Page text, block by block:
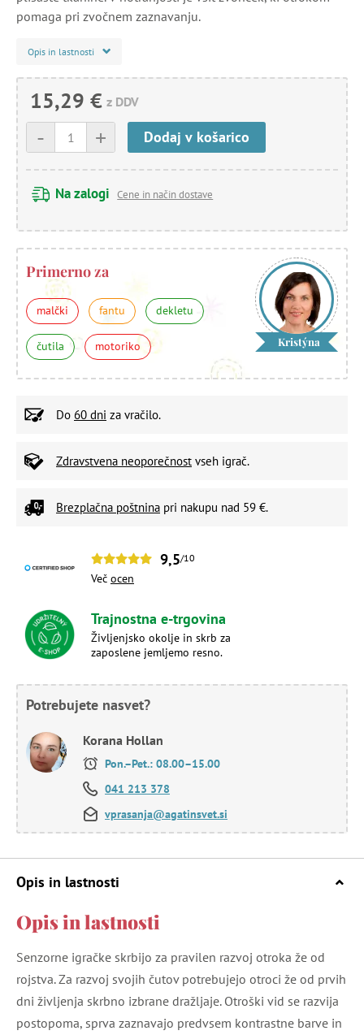
pomaga pri zvočnem zaznavanju.
Opis in lastnosti
15,29 € z DDV
+
- Dodaj v košarico
Na zalogi Cene in način dostave
Primerno za
malčki fantu dekletu
čutila motoriko Kristýna
Do 60 dni za vračilo.
Zdravstvena neoporečnost vseh igrač.
Brezplačna poštnina pri nakupu nad 59 €.
9,5/10
Več ocen
Trajnostna e-trgovina
Življenjsko okolje in skrb za
zaposlene jemljemo resno.
Potrebujete nasvet?
Korana Hollan
Pon.–Pet.: 08.00–15.00
041 213 378
vprasanja@agatinsvet.si
Opis in lastnosti
Opis in lastnosti
Senzorne igračke skrbijo za pravilen razvoj otroka že od
rojstva. Za razvoj svojih čutov potrebujejo otroci že od prvih
dni življenja skrbno izbrane dražljaje. Otroški vid se razvija
postopoma, sprva zaznavajo predvsem kontrastne barve in